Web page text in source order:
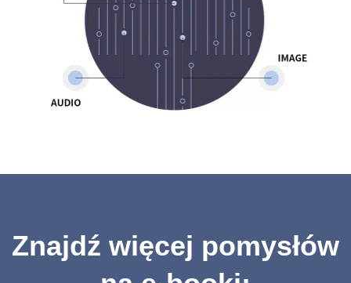
Znajdź więcej pomysłów